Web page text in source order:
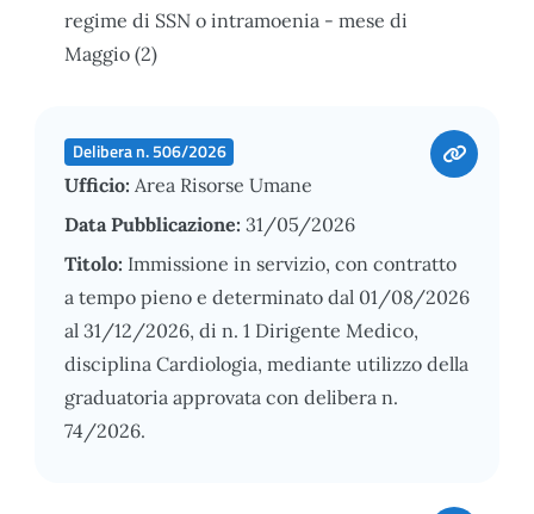
regime di SSN o intramoenia - mese di
Maggio (2)
Delibera n. 506/2026
Ufficio: Area Risorse Umane
Data Pubblicazione: 31/05/2026
Titolo: Immissione in servizio, con contratto
a tempo pieno e determinato dal 01/08/2026
al 31/12/2026, di n. 1 Dirigente Medico,
disciplina Cardiologia, mediante utilizzo della
graduatoria approvata con delibera n.
74/2026.